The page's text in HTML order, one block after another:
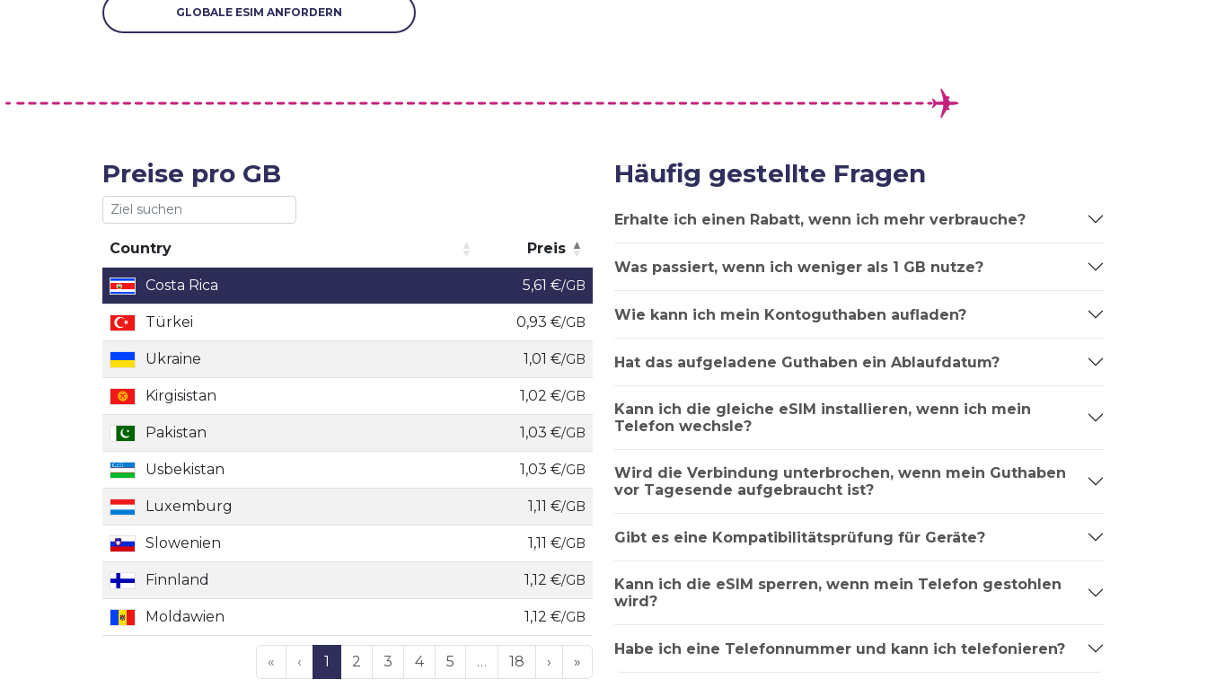
GLOBALE ESIM ANFORDERN
Preise pro GB
Country
Preis
Country
Preis
Costa Rica 5,61 €/GB
Türkei 0,93 €/GB
Ukraine 1,01 €/GB
Kirgisistan 1,02 €/GB
Pakistan 1,03 €/GB
Usbekistan 1,03 €/GB
Luxemburg 1,11 €/GB
Slowenien 1,11 €/GB
Finnland 1,12 €/GB
Moldawien 1,12 €/GB
« ‹ 1 2 3 4 5 … 18 › »
Häufig gestellte Fragen
Erhalte ich einen Rabatt, wenn ich mehr verbrauche?
Was passiert, wenn ich weniger als 1 GB nutze?
Wie kann ich mein Kontoguthaben aufladen?
Hat das aufgeladene Guthaben ein Ablaufdatum?
Kann ich die gleiche eSIM installieren, wenn ich mein
Telefon wechsle?
Wird die Verbindung unterbrochen, wenn mein Guthaben
vor Tagesende aufgebraucht ist?
Gibt es eine Kompatibilitätsprüfung für Geräte?
Kann ich die eSIM sperren, wenn mein Telefon gestohlen
wird?
Habe ich eine Telefonnummer und kann ich telefonieren?